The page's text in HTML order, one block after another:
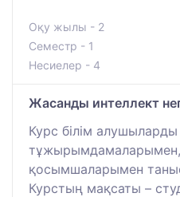
Оқу жылы - 2
Семестр - 1
Несиелер - 4
Жасанды интеллект
Курс білім алушыларды
тұжырымдамаларымен,
қосымшаларымен
Курстың мақсаты –